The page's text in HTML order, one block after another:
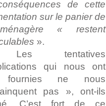
de cette
sur le panier de
« restent
».
tentatives
qui nous ont
ne nous
pas », ont-ils
C’est fort de ce